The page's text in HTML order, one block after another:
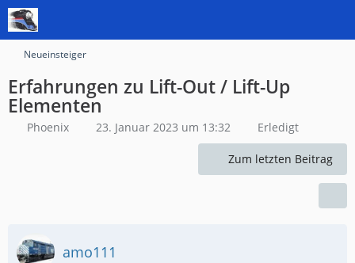
Neueinsteiger
Erfahrungen zu Lift-Out / Lift-Up
Elementen
Phoenix 23. Januar 2023 um 13:32 Erledigt
Zum letzten Beitrag
amo111